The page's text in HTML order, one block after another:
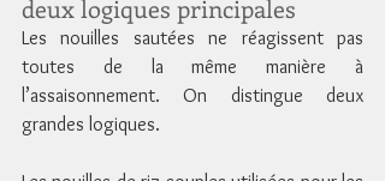
deux logiques principales
Les nouilles sautées ne réagissent pas
toutes de la même manière à
l’assaisonnement. On distingue deux
grandes logiques.